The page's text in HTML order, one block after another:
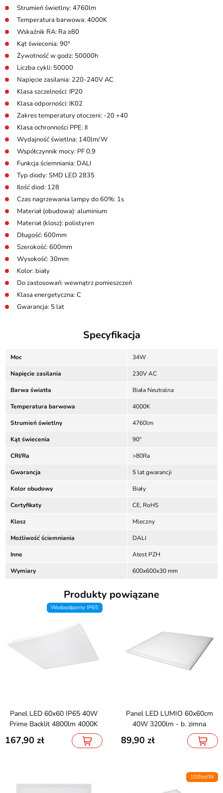
Strumień świetlny: 4760lm
Temperatura barwowa: 4000K
Wskaźnik RA: Ra ≥80
Kąt świecenia: 90°
Żywotność w godz: 50000h
Liczba cykli: 50000
Napięcie zasilania: 220-240V AC
Klasa szczelności: IP20
Klasa odporności: IK02
Zakres temperatury otoczeni: -20 +40
Klasa ochronności PPE: II
Wydajność świetlna: 140lm/W
Współczynnik mocy: PF 0,9
Funkcja ściemniania: DALI
Typ diody: SMD LED 2835
Ilość diod: 128
Czas nagrzewania lampy do 60%: 1s
Materiał (obudowa): aluminium
Materiał (klosz): polistyren
Długość: 600mm
Szerokość: 600mm
Wysokość: 30mm
Kolor: biały
Do zastosowań: wewnątrz pomieszczeń
Klasa energetyczna: C
Gwarancja: 5 lat
Specyfikacja
Moc 34W
Napięcie zasilania 230V AC
Barwa światła Biała Neutralna
Temperatura barwowa 4000K
Strumień świetlny 4760lm
Kąt świecenia 90°
CRI/Ra >80Ra
Gwarancja 5 lat gwarancji
Kolor obudowy Biały
Certyfikaty CE, RoHS
Klosz Mleczny
Możliwość ściemniania DALI
Inne Atest PZH
Wymiary 600x600x30 mm
Produkty powiązane
Wodoodporny IP65
Panel LED 60x60 IP65 40W
Prime Backlit 4800lm 4000K
167,90
Panel LED LUMIO 60x60cm
40W 3200lm - b. zimna
89,90
100lm/W